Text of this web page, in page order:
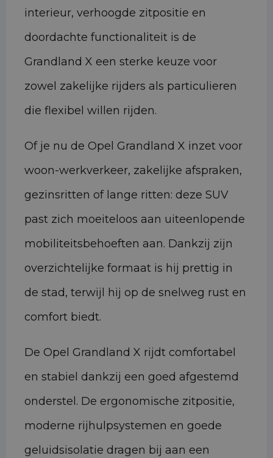
interieur, verhoogde zitpositie en
doordachte functionaliteit is de
Grandland X een sterke keuze voor
zowel zakelijke rijders als particulieren
die flexibel willen rijden.
Of je nu de Opel Grandland X inzet voor
woon-werkverkeer, zakelijke afspraken,
gezinsritten of lange ritten: deze SUV
past zich moeiteloos aan uiteenlopende
mobiliteitsbehoeften aan. Dankzij zijn
overzichtelijke formaat is hij prettig in
de stad, terwijl hij op de snelweg rust en
comfort biedt.
De Opel Grandland X rijdt comfortabel
en stabiel dankzij een goed afgestemd
onderstel. De ergonomische zitpositie,
moderne rijhulpsystemen en goede
geluidsisolatie dragen bij aan een